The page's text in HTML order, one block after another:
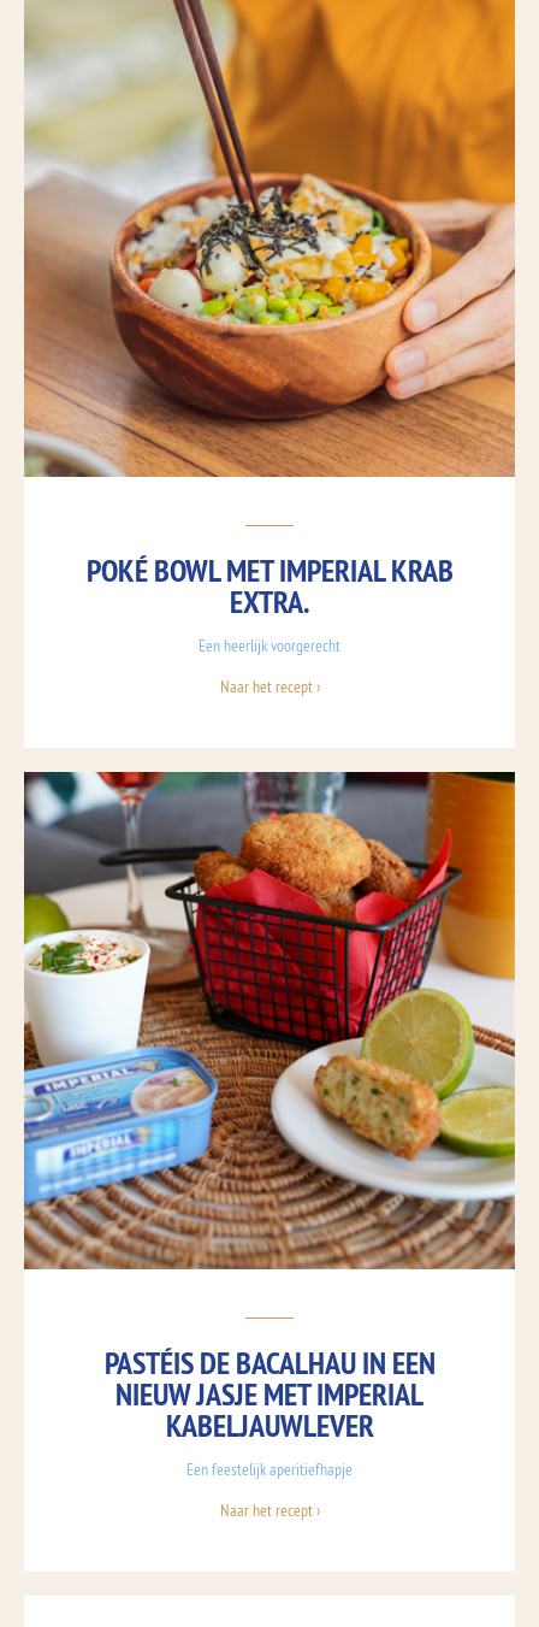
POKÉ BOWL MET IMPERIAL KRAB
EXTRA.
Een heerlijk voorgerecht
Naar het recept ›
PASTÉIS DE BACALHAU IN EEN
NIEUW JASJE MET IMPERIAL
KABELJAUWLEVER
Een feestelijk aperitiefhapje
Naar het recept ›